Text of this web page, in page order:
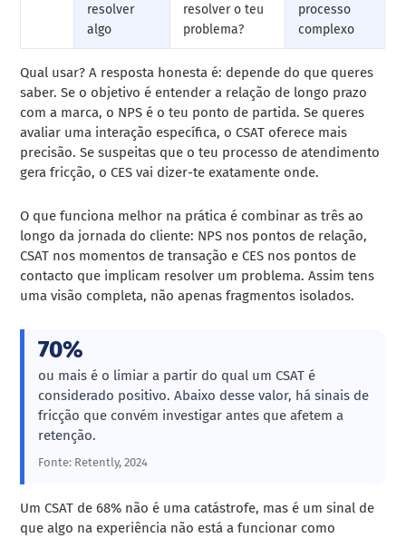
resolver
algo
resolver o teu
problema?
processo
complexo
Qual usar? A resposta honesta é: depende do que queres
saber. Se o objetivo é entender a relação de longo prazo
com a marca, o NPS é o teu ponto de partida. Se queres
avaliar uma interação específica, o CSAT oferece mais
precisão. Se suspeitas que o teu processo de atendimento
gera fricção, o CES vai dizer-te exatamente onde.
O que funciona melhor na prática é combinar as três ao
longo da jornada do cliente: NPS nos pontos de relação,
CSAT nos momentos de transação e CES nos pontos de
contacto que implicam resolver um problema. Assim tens
uma visão completa, não apenas fragmentos isolados.
70%
ou mais é o limiar a partir do qual um CSAT é
considerado positivo. Abaixo desse valor, há sinais de
fricção que convém investigar antes que afetem a
retenção.
Fonte: Retently, 2024
Um CSAT de 68% não é uma catástrofe, mas é um sinal de
que algo na experiência não está a funcionar como